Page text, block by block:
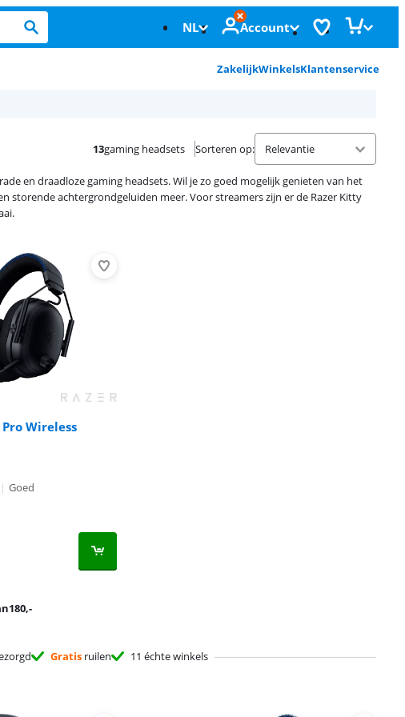
NL Account
ZakelijkWinkelsKlantenservice
13gaming headsets Sorteren op:
en draadloze gaming headsets. Wil je zo goed mogelijk genieten van het
storende achtergrondgeluiden meer. Voor streamers zijn er de Razer Kitty
Wireless
| Goed
180,-
Gratis ruilen 11 échte winkels